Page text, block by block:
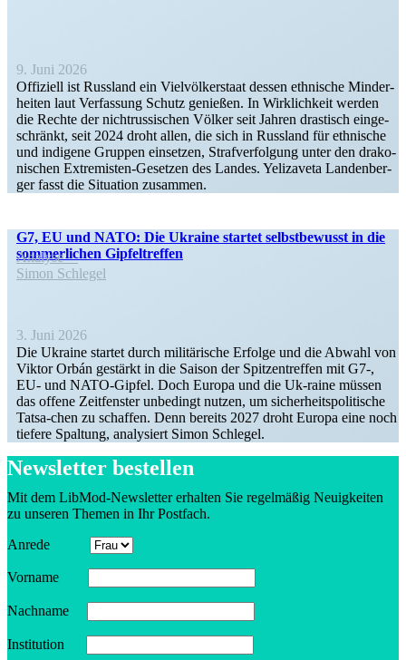
9. Juni 2026
Offi­zi­ell ist Russ­land ein Viel­völ­ker­staat dessen eth­ni­sche Min­der­
hei­ten laut Ver­fas­sung Schutz genie­ßen. In Wirk­lich­keit werden
die Rechte der nicht­rus­si­schen Völker seit Jahren dras­tisch ein­ge­
schränkt, seit 2024 droht allen, die sich in Russ­land für eth­ni­sche
und indi­gene Gruppen ein­set­zen, Straf­ver­fol­gung unter den dra­ko­
ni­schen Extre­­­mis­ten-Geset­zen des Landes. Yeli­za­veta Lan­den­ber­
ger fasst die Situa­tion zusammen.
G7, EU und NATO: Die Ukraine startet selbst­be­wusst in die
sommer­lichen Gipfeltreffen
Analyse
Simon Schlegel
3. Juni 2026
Die Ukraine startet durch militä­rische Erfolge und die Abwahl von
Viktor Orbán gestärkt in die Saison der Spitzen­treffen mit G7‑,
EU- und NATO-Gipfel. Doch Europa und die Uk-raine müssen
das offene Zeitfenster unbedingt nutzen, um sicher­heits­po­li­tische
Tatsa-chen zu schaffen. Denn bereits 2027 droht Europa eine noch
tiefere Spaltung, analy­siert Simon Schlegel.
Newsletter bestellen
Mit dem LibMod-Newsletter erhalten Sie regel­mäßig Neuig­keiten
zu unseren Themen in Ihr Postfach.
Anrede
Vorname
Nachname
Insti­tution